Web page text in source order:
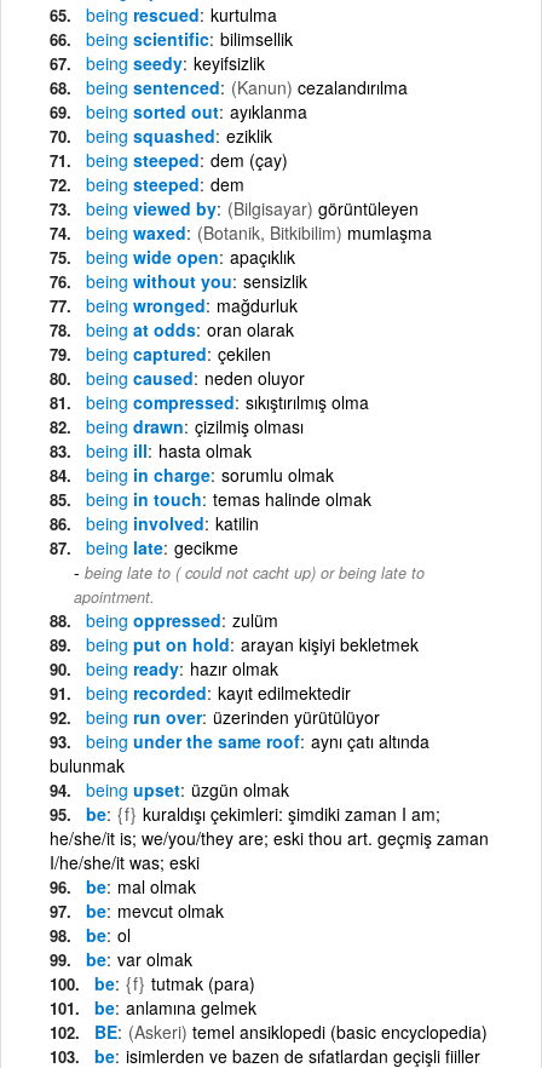
being rescued kurtulma
being scientific bilimsellik
being seedy keyifsizlik
being sentenced (Kanun) cezalandırılma
being sorted out ayıklanma
being squashed eziklik
being steeped dem (çay)
being steeped dem
being viewed by (Bilgisayar) görüntüleyen
being waxed (Botanik, Bitkibilim) mumlaşma
being wide open apaçıklık
being without you sensizlik
being wronged mağdurluk
being at odds oran olarak
being captured çekilen
being caused neden oluyor
being compressed sıkıştırılmış olma
being drawn çizilmiş olması
being ill hasta olmak
being in charge sorumlu olmak
being in touch temas halinde olmak
being involved katilin
being late gecikme
being late to ( could not cacht up) or being late to
apointment.
being oppressed zulüm
being put on hold arayan kişiyi bekletmek
being ready hazır olmak
being recorded kayıt edilmektedir
being run over üzerinden yürütülüyor
being under the same roof aynı çatı altında
bulunmak
being upset üzgün olmak
be {f} kuraldışı çekimleri: şimdiki zaman I am;
he/she/it is; we/you/they are; eski thou art. geçmiş zaman
I/he/she/it was; eski
be mal olmak
be mevcut olmak
be ol
be var olmak
be {f} tutmak (para)
be anlamına gelmek
BE (Askeri) temel ansiklopedi (basic encyclopedia)
be isimlerden ve bazen de sıfatlardan geçişli fiiller